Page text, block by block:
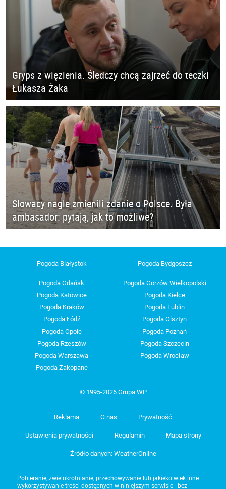
Gryps z więzienia. Śledczy chcą zajrzeć do teczki
Łukasza Żaka
Słowacy nagle zmienili zdanie o Polsce. Była
ambasador: pytają, jak to możliwe?
Pogoda Białystok Pogoda Bydgoszcz
Pogoda Gdańsk
Pogoda Gorzów Wielkopolski
Pogoda Katowice
Pogoda Kielce
Pogoda Kraków
Pogoda Lublin
Pogoda Łódź
Pogoda Olsztyn
Pogoda Opole
Pogoda Poznań
Pogoda Rzeszów
Pogoda Szczecin
Pogoda Warszawa
Pogoda Wrocław
Pogoda Zakopane
© 1995-2026 Grupa WP
Reklama O nas Prywatność
Ustawienia prywatności Regulamin Mapa strony
Źródło danych: WeatherOnline
Pobieranie, zwielokrotnianie, przechowywanie lub jakiekolwiek inne
wykorzystywanie treści dostępnych w niniejszym serwisie - bez